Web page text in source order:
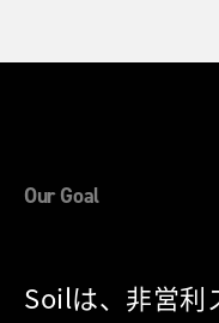
Our Goal
Soilは、非営利